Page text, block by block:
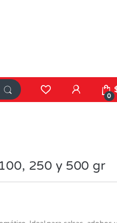
0
250 y 500 gr